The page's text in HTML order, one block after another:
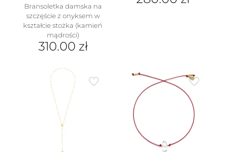
Bransoletka damska na
szczęście z onyksem w
kształcie stożka (kamień
mądrości)
310.00 zł
produkt
wiele
wariantów.
Opcje
można
wybrać
stronie